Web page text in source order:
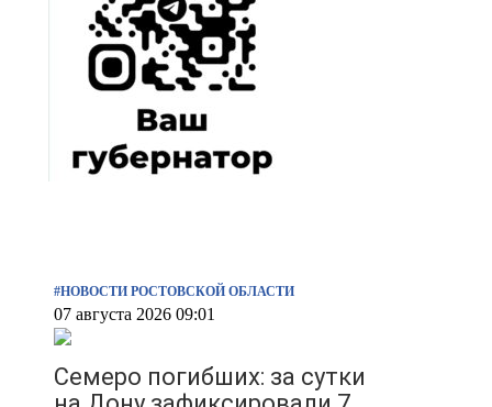
#НОВОСТИ РОСТОВСКОЙ ОБЛАСТИ
07 августа 2026 09:01
Семеро погибших: за сутки